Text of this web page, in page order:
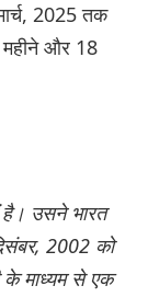
2025 तक
और 18
है। उसने भारत
2002 को
के माध्यम से एक